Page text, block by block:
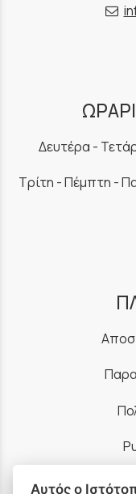
Δευτέρα -
Τρίτη - Πέμπτη -
Αυτός ο